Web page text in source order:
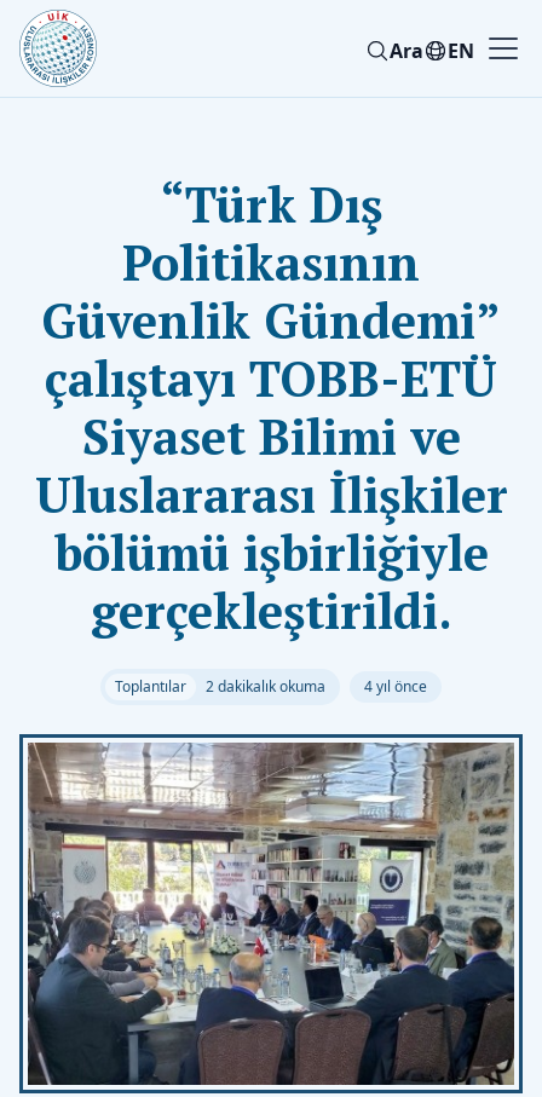
Ara EN
“Türk Dış
Politikasının
Güvenlik Gündemi”
çalıştayı TOBB-ETÜ
Siyaset Bilimi ve
Uluslararası İlişkiler
bölümü işbirliğiyle
gerçekleştirildi.
Toplantılar 2 dakikalık okuma 4 yıl önce